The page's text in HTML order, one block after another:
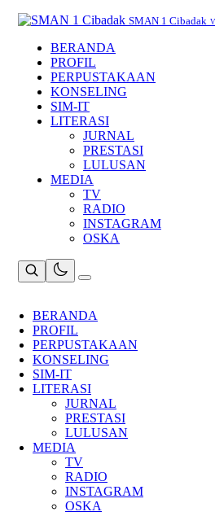
SMAN 1 Cibadak
BERANDA
PROFIL
PERPUSTAKAAN
KONSELING
SIM-IT
LITERASI
JURNAL
PRESTASI
LULUSAN
MEDIA
TV
RADIO
INSTAGRAM
OSKA
BERANDA
PROFIL
PERPUSTAKAAN
KONSELING
SIM-IT
LITERASI
JURNAL
PRESTASI
LULUSAN
MEDIA
TV
RADIO
INSTAGRAM
OSKA